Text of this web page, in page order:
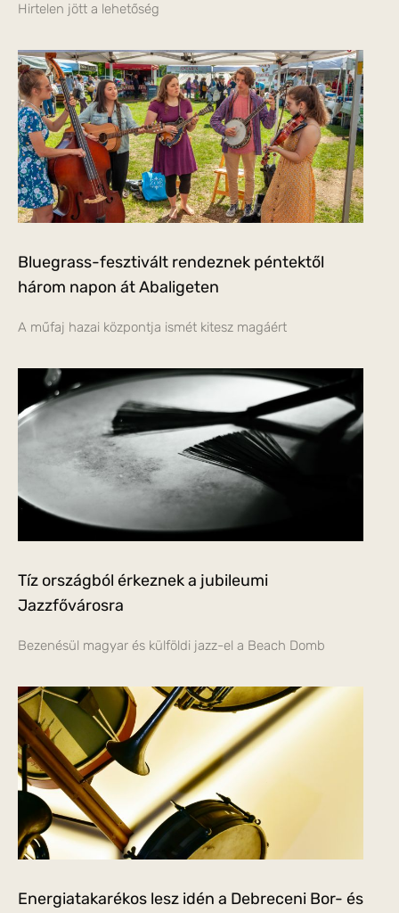
Hirtelen jött a lehetőség
Bluegrass-fesztivált rendeznek péntektől
három napon át Abaligeten
A műfaj hazai központja ismét kitesz magáért
Tíz országból érkeznek a jubileumi
Jazzfővárosra
Bezenésül magyar és külföldi jazz-el a Beach Domb
Energiatakarékos lesz idén a Debreceni Bor- és